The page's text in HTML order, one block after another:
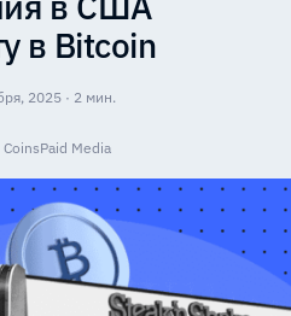
в Bitcoin
2025 · 2 мин.
Media